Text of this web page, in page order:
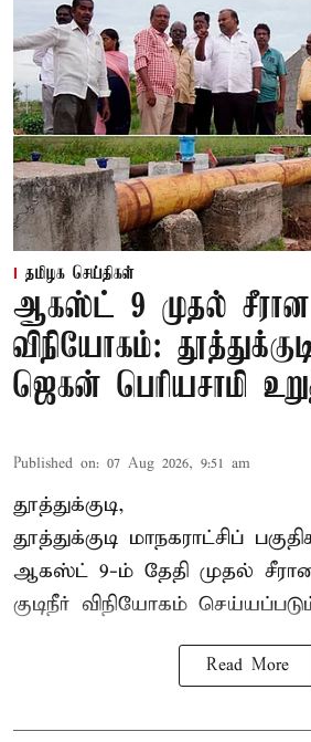
தமிழக செய்திகள்
ஆகஸ்ட் 9 முதல் சீரான
விநியோகம்:
ஜெகன் பெரியசாமி
Published on: 07 Aug 2026, 9:51 am
தூத்துக்குடி,
தூத்துக்குடி மாநகராட்சிப்
ஆகஸ்ட் 9-ம் தேதி முதல்
குடிநீர் விநியோகம்
Read More